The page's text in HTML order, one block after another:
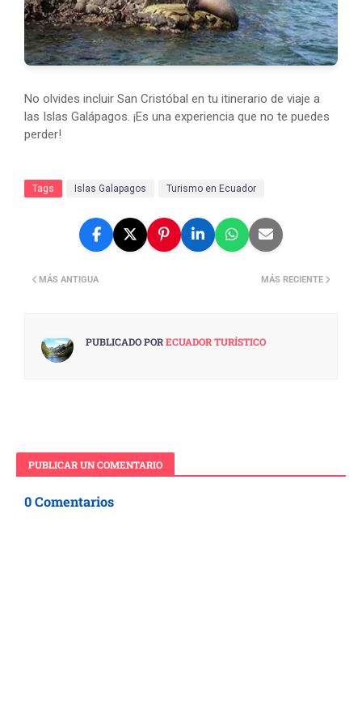
No olvides incluir San Cristóbal en tu itinerario de viaje a
las Islas Galápagos. ¡Es una experiencia que no te puedes
perder!
Tags Islas Galapagos Turismo en Ecuador
MÁS RECIENTE
MÁS ANTIGUA
PUBLICADO PORECUADOR TURÍSTICO
PUBLICAR UN COMENTARIO
0 Comentarios